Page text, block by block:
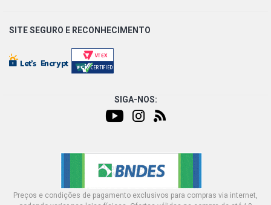
SITE SEGURO E RECONHECIMENTO
SIGA-NOS:
Preços e condições de pagamento exclusivos para compras via internet,